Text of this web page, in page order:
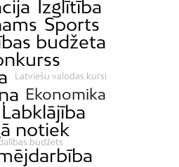
Izglītība
Sports
budžeta
Latviešu valodas kursi
Ekonomika
Labklājība
notiek
budžets